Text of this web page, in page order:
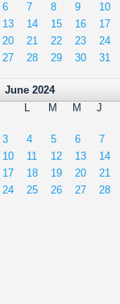
6
7 8 9 10
13
14 15 16 17
20
21 22 23 24
27
28 29 30 31
June 2024
L
M M J
3
4 5 6 7
10
11 12 13 14
17
18 19 20 21
24
25 26 27 28